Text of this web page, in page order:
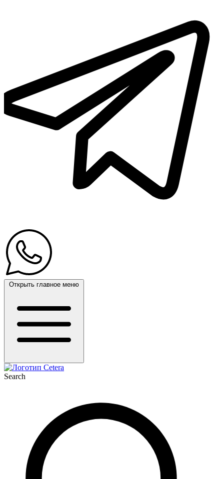
Открыть главное меню
Search